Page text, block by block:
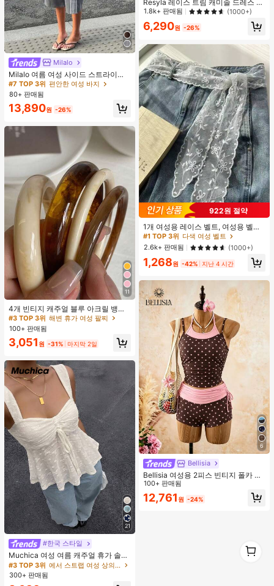
Milalo
Milalo 여름 여성 사이드 스트라이프
카프리 팬츠, Y2K 애슬레저 하의, 일
상 스트리트 캐주얼 휴가용 심플한 미
학 데일리 기본 착용 핏 룩
#7 TOP 3위 편안한 여성 바지
80+ 판매됨
13,890원 -26%
11
4개 빈티지 캐주얼 블루 아크릴 뱅글
팔찌 세트, 데일리 착용에 적합한 세련
된 튜브 디자인, 여성 아크릴 소재 상
감 세공 없음, 데일리, 파티 및 해변 행
사에 적합
#3 TOP 3위 해변 휴가 여성 팔찌
거의 매진!
#3 TOP 3위 해변 휴가 여성 팔찌
거의 매진!
#3 TOP 3위 해변 휴가 여성 팔찌
거의 매진!
#3 TOP 3위
해변 휴가 여성 팔찌
100+ 판매됨
3,051 원 -31% 마지막 2일
21
#한국 스타일
Muchica 여성 여름 캐주얼 휴가 솔리
드 컬러 자카드 스위트하트 넥 러치 드
로스트링 베이비돌 탑
#3 TOP 3위
에서 스트랩 여성 상의, 블라우스 & 티
300+ 판매됨
Resyla 레이스 트림 캐미솔 드레스 커
버업, 긴팔 니트 숄 경량 여름 자외선
1.8k+ 판매됨 (1000+)
6,290원 -26%
922원 절약
1개 여성용 레이스 벨트, 여성용 벨트,
다기능 바지 액세서리, 스카프 또는 벨
트로 사용 가능, 패션 긴 레이스 벨트
스카프, 플로럴 레이스 트림 스카프,
레이스 헤드밴드 헤드스카프 넥 스카
프 헤드밴드, 경량 자수 레이스 스카
액세서리
#1 TOP 3위 다색 여성 벨트
2.6k+ 판매됨
(1000+)
1,268원 -42% 지난 4 시간
6
Bellisia
Bellisia 여성용 2피스 빈티지 폴카 도
트 프린트 스파게티 스트랩 탱크 탑 및
드로스트링 반바지 비키니 세트, 여름
해변 휴가에 적합
100+ 판매됨
12,761 원 -24%